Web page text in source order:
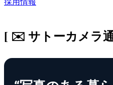
採用情報
[ ✉️ サトーカメラ